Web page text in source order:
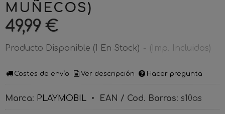
MUÑECOS)
49,99 €
Producto Disponible (1 En Stock) - (Imp. Incluidos)
Costes de envío Ver descripción Hacer pregunta
Marca: PLAYMOBIL • EAN / Cod. Barras: s10as